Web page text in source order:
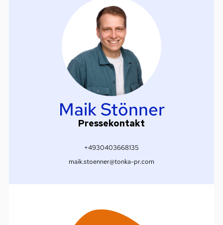
Maik Stönner
Pressekontakt
+4930403668135
maik.stoenner@tonka-pr.com